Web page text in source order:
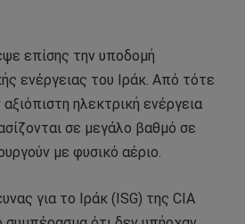
επίσης την υποδομή
ενέργειας του Ιράκ. Από τότε
αξιόπιστη ηλεκτρική ενέργεια
σε μεγάλο βαθμό σε
με φυσικό αέριο.
για το Ιράκ (ISG) της CIA